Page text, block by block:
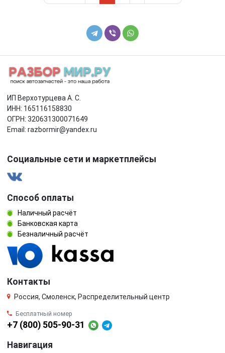
ИП Верхотурцева А. С.
ИНН: 165116158830
ОГРН: 320631300071649
Email: razbormir@yandex.ru
Социальные сети и маркетплейсы
Способ оплаты
Наличный расчёт
Банковская карта
Безналичный расчёт
Контакты
Россия, Смоленск, Распределительный центр
Бесплатный номер
+7 (800) 505-90-31
Навигация